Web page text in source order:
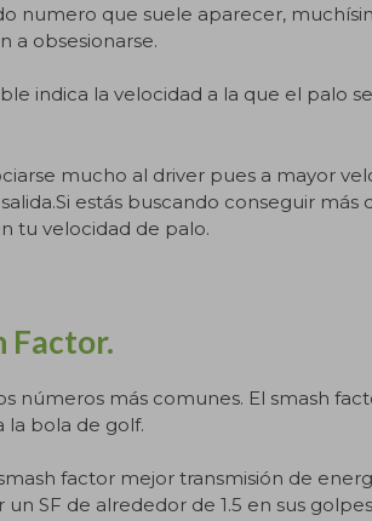
numero que suele aparecer,
a obsesionarse.
indica la velocidad a la
mucho al driver pues a mayor
estás buscando conseguir
tu velocidad de palo.
Factor.
números más comunes. El smash
la bola de golf.
factor mejor transmisión de
un SF de alrededor de 1.5 en sus